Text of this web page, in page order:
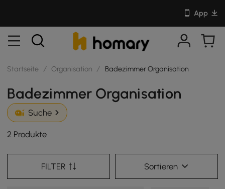
App
Startseite / Organisation / Badezimmer Organisation
Badezimmer Organisation
Suche
2 Produkte
FILTER Sortieren